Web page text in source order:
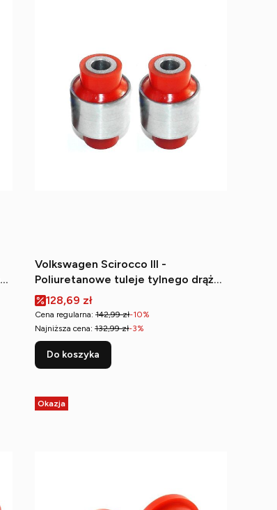
Volkswagen Scirocco III -
Poliuretanowe tuleje tylnego drążka
(wewnętrzne)
Cena promocyjna
128,69 zł
Cena regularna: 142,99 zł-10%
Najniższa cena: 132,99 zł-3%
Do koszyka
Okazja